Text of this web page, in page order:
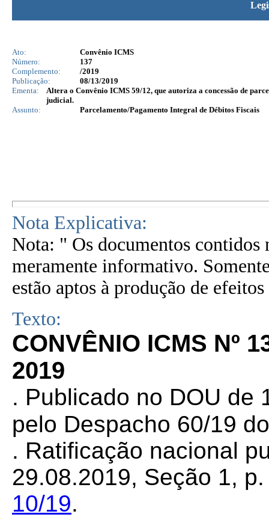
Ato:
Convênio ICMS
Número:
137
Complemento:
/2019
Publicação:
08/13/2019
Ementa:
Altera o Convênio ICMS 59/12, que autoriza a concessão de
judicial.
Assunto:
Parcelamento/Pagamento Integral de Débitos Fiscais
Nota Explicativa:
Nota: " Os documentos contidos
meramente informativo.
estão aptos à produção de
Texto:
CONVÊNIO ICMS Nº
2019
. Publicado no DOU de
pelo Despacho 60/19
. Ratificação nacional
29.08.2019, Seção 1,
10/19.